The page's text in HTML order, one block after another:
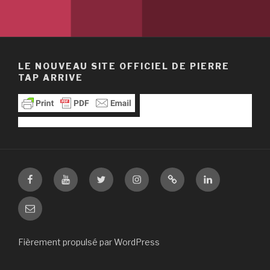
LE NOUVEAU SITE OFFICIEL DE PIERRE
TAP ARRIVE
FacebookYoutubeTwitter InstagramPinterestLinkedin
E-
mail
Fièrement propulsé par WordPress